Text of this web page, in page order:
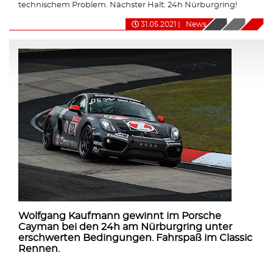
technischem Problem. Nächster Halt: 24h Nürburgring!
31.05.2021 News
Wolfgang Kaufmann gewinnt im Porsche
Cayman bei den 24h am Nürburgring unter
erschwerten Bedingungen. Fahrspaß im Classic
Rennen.